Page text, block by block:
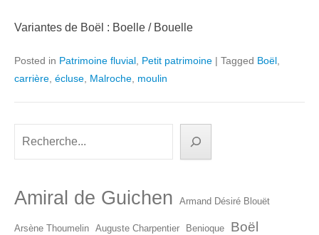
Variantes de Boël : Boelle / Bouelle
Posted in Patrimoine fluvial Petit patrimoine | Tagged Boël
carrière écluse Malroche moulin
Amiral de Guichen Armand Désiré Blouët
Arsène Thoumelin Auguste Charpentier Benioque
Boël